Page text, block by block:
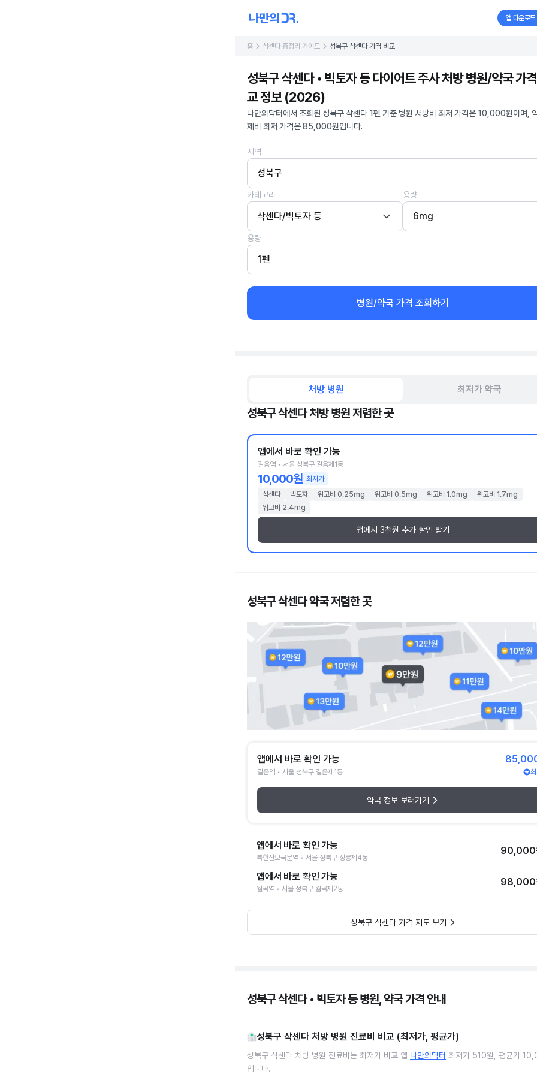
앱 다운로드
홈 삭센다 총정리 가이드 성북구 삭센다 가격 비교
성북구 삭센다 • 빅토자 등 다이어트 주사 처방 병원/약국 가
교 정보 (2026)
나만의닥터에서 조회된 성북구 삭센다 1펜 기준 병원 처방비 최저 가격은 10,000원이며,
제비 최저 가격은 85,000원입니다.
지역
성북구
카테고리
삭센다/빅토자 등
용량
6mg
용량
1펜
병원/약국 가격 조회하기
처방 병원 최저가 약국
성북구 삭센다 처방 병원 저렴한 곳
앱에서 바로 확인 가능
길음역 • 서울 성북구 길음제1동
10,000원 최저가
삭센다
빅토자 위고비 0.25mg 위고비 0.5mg 위고비 1.0mg
위고비 1.7mg
위고비 2.4mg
앱에서 3천원 추가 할인 받기
성북구 삭센다 약국 저렴한 곳
앱에서 바로 확인 가능
길음역 • 서울 성북구 길음제1동
약국 정보 보러가기
앱에서 바로 확인 가능
북한산보국문역 • 서울 성북구 정릉제4동
90,000
앱에서 바로 확인 가능
월곡역 • 서울 성북구 월곡제2동
98,000
성북구 삭센다 가격 지도 보기
성북구 삭센다 • 빅토자 등 병원, 약국 가격 안내
성북구 삭센다 처방 병원 진료비 비교 (최저가, 평균가)
성북구 삭센다 처방 병원 진료비는 최저가 비교 앱 나만의닥터 최저가 510원, 평균가
입니다.